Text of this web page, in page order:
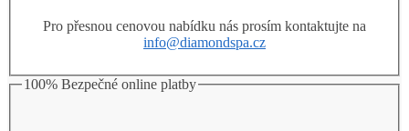
Pro přesnou cenovou nabídku nás prosím kontaktujte na
info@diamondspa.cz
100% Bezpečné online platby